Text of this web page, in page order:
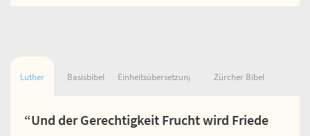
Luther Basisbibel Einheitsübersetzung Zürcher Bibel
“Und der Gerechtigkeit Frucht wird Friede